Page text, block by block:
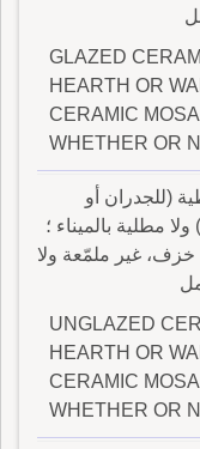
GLAZED
HEARTH OR
CERAMIC
WHETHER OR
(للجدران أو
مطلية بالميناء ؛
خزف، غير ملمّعة ولا
UNGLAZED
HEARTH OR
CERAMIC
WHETHER OR